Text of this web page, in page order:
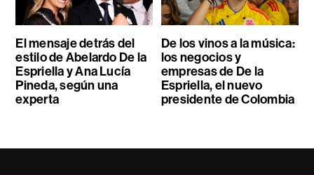
El mensaje detrás del
estilo de Abelardo De la
Espriella y Ana Lucía
Pineda, según una
experta
De los vinos a la música:
los negocios y
empresas de De la
Espriella, el nuevo
presidente de Colombia